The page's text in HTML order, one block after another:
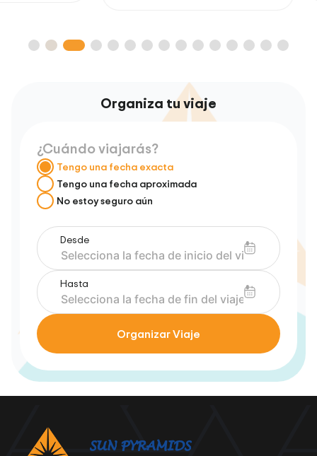
Organiza tu viaje
¿Cuándo viajarás?
Tengo una fecha exacta
Tengo una fecha aproximada
No estoy seguro aún
Desde
Hasta
Organizar Viaje